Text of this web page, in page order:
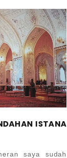
ISTANA
saya sudah